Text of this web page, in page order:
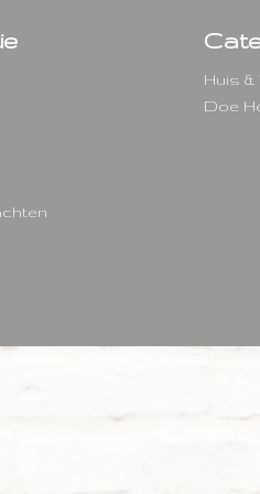
Huis &
Doe